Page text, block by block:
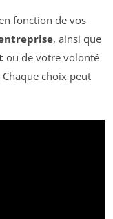
fonction de vos
, ainsi que
ou de votre volonté
choix peut